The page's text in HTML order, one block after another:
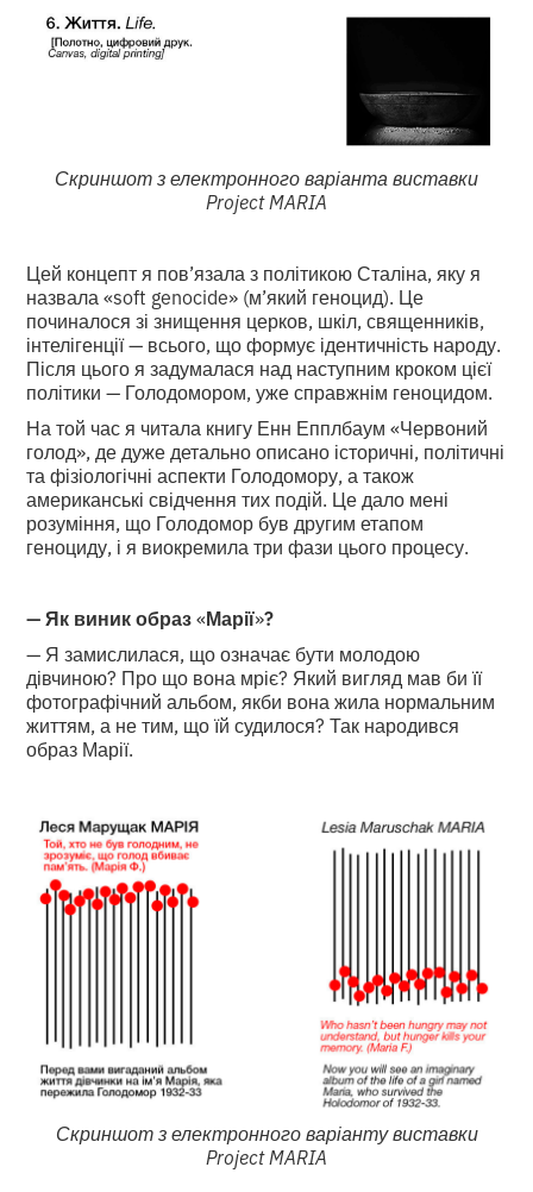
Скриншот з електронного варіанта виставки
Project MARIA
Цей концепт я пов’язала з політикою Сталіна, яку я
назвала «soft genocide» (м’який геноцид). Це
починалося зі знищення церков, шкіл, священників,
інтелігенції — всього, що формує ідентичність народу.
Після цього я задумалася над наступним кроком цієї
політики — Голодомором, уже справжнім геноцидом.
На той час я читала книгу Енн Епплбаум «Червоний
голод», де дуже детально описано історичні, політичні
та фізіологічні аспекти Голодомору, а також
американські свідчення тих подій. Це дало мені
розуміння, що Голодомор був другим етапом
геноциду, і я виокремила три фази цього процесу.
— Як виник образ«Марії»?
— Я замислилася, що означає бути молодою
дівчиною? Про що вона мріє? Який вигляд мав би її
фотографічний альбом, якби вона жила нормальним
життям, а не тим, що їй судилося? Так народився
образ Марії.
Скриншот з електронного варіанту виставки
Project MARIA